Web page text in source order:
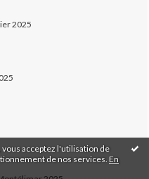
acceptez l'utilisation de
de nos services. En
2025